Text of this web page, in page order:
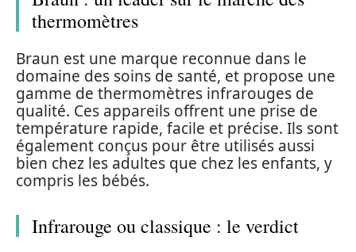
thermomètres
Braun est une marque reconnue dans le
domaine des soins de santé, et propose une
gamme de thermomètres infrarouges de
qualité. Ces appareils offrent une prise de
température rapide, facile et précise. Ils sont
également conçus pour être utilisés aussi
bien chez les adultes que chez les enfants, y
compris les bébés.
Infrarouge ou classique : le verdict